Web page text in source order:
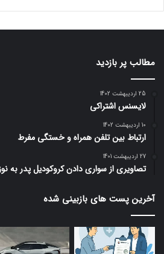
مطالب پر بازدید
25 اردیبهشت 1402
لایسنس اشتراکی
10 اردیبهشت 1402
ارتباط بین تلفن همراه و خستگی مفرط
27 اردیبهشت 1401
تصاویری از سواری دادن کروکودیل پدر به
آخرین پست های بازبینی شده